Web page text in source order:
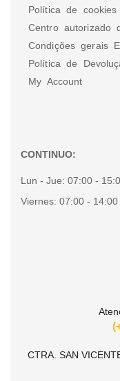
Política de cookies
Centro autorizado
Condições gerais
Política de
My Account
CONTINUO:
Lun - Jue: 07:00 -
Viernes: 07:00 - 14:00
CTRA. SAN